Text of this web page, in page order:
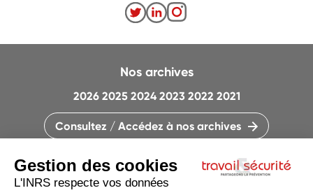
Nos archives
2026 2025 2024 2023 2022 2021
Consultez / Accédez à nos archives